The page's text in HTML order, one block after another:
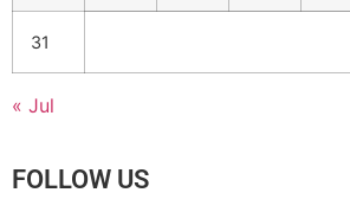
31
« Jul
FOLLOW US